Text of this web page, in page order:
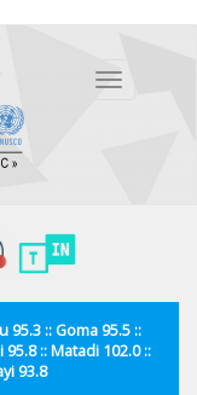
Toggle
95.3 :: Goma 95.5 ::
:: Matadi 102.0 ::
93.8